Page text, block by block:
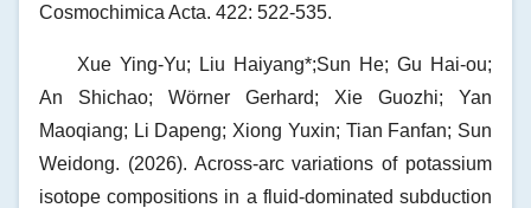
Cosmochimica Acta. 422: 522-535.
Xue Ying-Yu; Liu Haiyang*;Sun He; Gu Hai-ou;
An Shichao; Wörner Gerhard; Xie Guozhi; Yan
Maoqiang; Li Dapeng; Xiong Yuxin; Tian Fanfan; Sun
Weidong. (2026). Across-arc variations of potassium
isotope compositions in a fluid-dominated subduction